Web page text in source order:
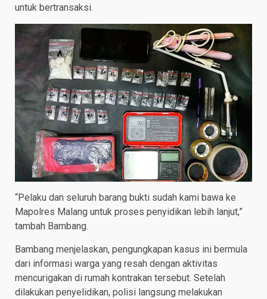
untuk bertransaksi.
“Pelaku dan seluruh barang bukti sudah kami bawa ke
Mapolres Malang untuk proses penyidikan lebih lanjut,”
tambah Bambang.
Bambang menjelaskan, pengungkapan kasus ini bermula
dari informasi warga yang resah dengan aktivitas
mencurigakan di rumah kontrakan tersebut. Setelah
dilakukan penyelidikan, polisi langsung melakukan